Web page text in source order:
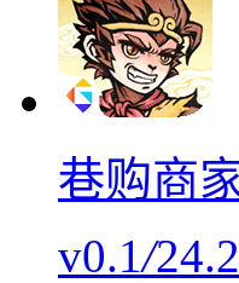
巷购商
v0.1/